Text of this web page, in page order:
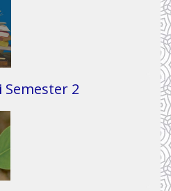
Semester 2